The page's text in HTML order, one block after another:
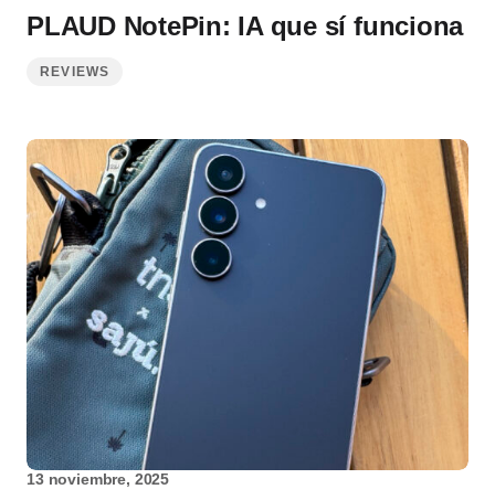
PLAUD NotePin: IA que sí funciona
REVIEWS
13 noviembre, 2025